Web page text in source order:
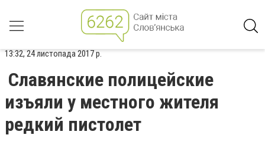
13:32, 24 листопада 2017 р.
Славянские полицейские
изъяли у местного жителя
редкий пистолет